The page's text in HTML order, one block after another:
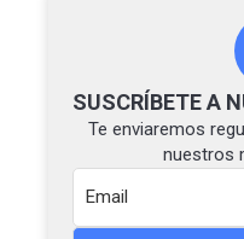
SUSCRÍBETE A
Te enviaremos
nuestros